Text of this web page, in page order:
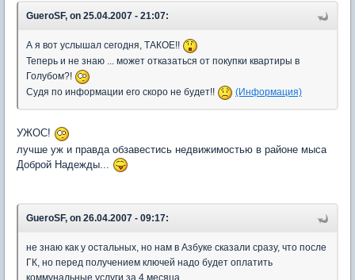
GueroSF, on 25.04.2007 - 21:07:
А я вот услышал сегодня, ТАКОЕ!!
Теперь и не знаю ... может отказаться от покупки квартиры в
Голубом?!
Судя по информации его скоро не будет!!
(Информация)
УЖОС!
лучше уж и правда обзавестись недвижимостью в районе мыса
Доброй Надежды...
GueroSF, on 26.04.2007 - 09:17:
не знаю как у остальных, но нам в Азбуке сказали сразу, что после
ГК, но перед получением ключей надо будет оплатить
коммунальные услуги за 4 месяца.